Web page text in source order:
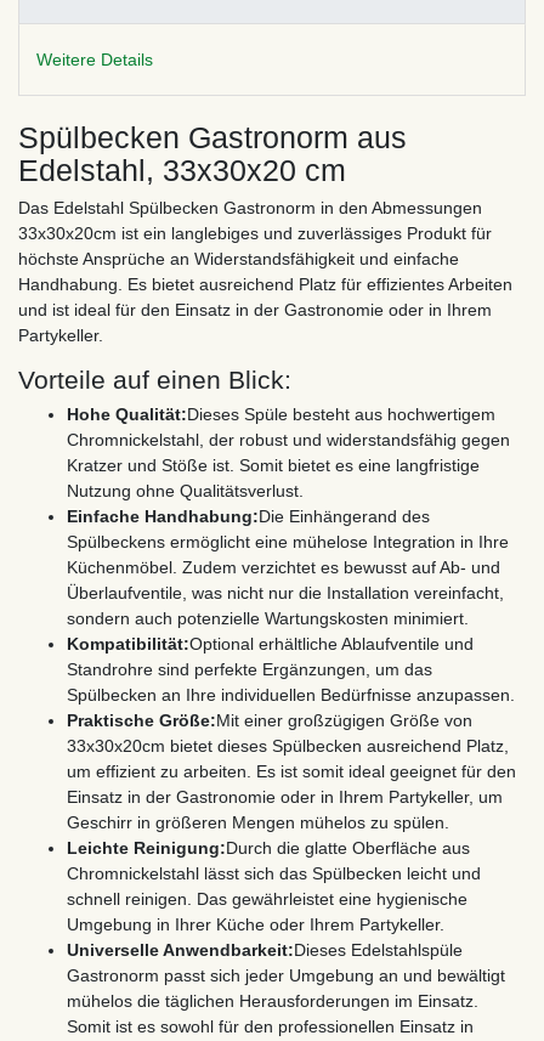
Weitere Details
Spülbecken Gastronorm aus
Edelstahl, 33x30x20 cm
Das Edelstahl Spülbecken Gastronorm in den Abmessungen
33x30x20cm ist ein langlebiges und zuverlässiges Produkt für
höchste Ansprüche an Widerstandsfähigkeit und einfache
Handhabung. Es bietet ausreichend Platz für effizientes Arbeiten
und ist ideal für den Einsatz in der Gastronomie oder in Ihrem
Partykeller.
Vorteile auf einen Blick:
Hohe Qualität:Dieses Spüle besteht aus hochwertigem
Chromnickelstahl, der robust und widerstandsfähig gegen
Kratzer und Stöße ist. Somit bietet es eine langfristige
Nutzung ohne Qualitätsverlust.
Einfache Handhabung:Die Einhängerand des
Spülbeckens ermöglicht eine mühelose Integration in Ihre
Küchenmöbel. Zudem verzichtet es bewusst auf Ab- und
Überlaufventile, was nicht nur die Installation vereinfacht,
sondern auch potenzielle Wartungskosten minimiert.
Kompatibilität:Optional erhältliche Ablaufventile und
Standrohre sind perfekte Ergänzungen, um das
Spülbecken an Ihre individuellen Bedürfnisse anzupassen.
Praktische Größe:Mit einer großzügigen Größe von
33x30x20cm bietet dieses Spülbecken ausreichend Platz,
um effizient zu arbeiten. Es ist somit ideal geeignet für den
Einsatz in der Gastronomie oder in Ihrem Partykeller, um
Geschirr in größeren Mengen mühelos zu spülen.
Leichte Reinigung:Durch die glatte Oberfläche aus
Chromnickelstahl lässt sich das Spülbecken leicht und
schnell reinigen. Das gewährleistet eine hygienische
Umgebung in Ihrer Küche oder Ihrem Partykeller.
Universelle Anwendbarkeit:Dieses Edelstahlspüle
Gastronorm passt sich jeder Umgebung an und bewältigt
mühelos die täglichen Herausforderungen im Einsatz.
Somit ist es sowohl für den professionellen Einsatz in